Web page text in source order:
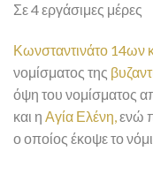
Σε 4 εργάσιμες μέρες
Κωνσταντινάτο 14ων
νομίσματος της
όψη του νομίσματος
και η Αγία Ελένη,ενώ
ο οποίος έκοψε το